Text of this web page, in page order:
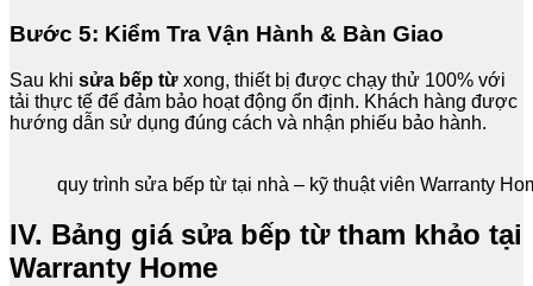
Bước 5: Kiểm Tra Vận Hành & Bàn Giao
Sau khi sửa bếp từ xong, thiết bị được chạy thử 100% với
tải thực tế để đảm bảo hoạt động ổn định. Khách hàng được
hướng dẫn sử dụng đúng cách và nhận phiếu bảo hành.
quy trình sửa bếp từ tại nhà – kỹ thuật viên Warranty
IV. Bảng giá sửa bếp từ tham khảo tại
Warranty Home